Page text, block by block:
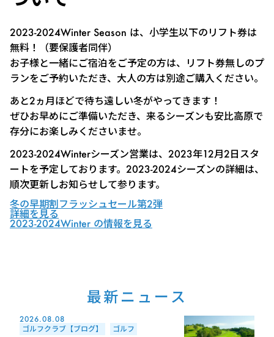
2023-2024Winter Season は、小学生以下のリフト券は
無料！（要保護者同伴）
お子様と一緒にご宿泊をご予定の方は、リフト券無しのプ
ランをご予約いただき、大人の方は別途ご購入ください。
あと2ヵ月ほどで待ち遠しい冬がやってきます！
ぜひお早めにご準備いただき、来るシーズンも安比高原で
存分にお楽しみくださいませ。
2023-2024Winterシーズン営業は、2023年12月2日スタ
ートを予定しております。2023-2024シーズンの詳細は、
順次更新しお知らせして参ります。
冬の早期割フラッシュセール第2弾
詳細を見る
2023-2024Winter の情報を見る
最新ニュース
2026.08.08
ゴルフクラブ【ブログ】
ゴルフ